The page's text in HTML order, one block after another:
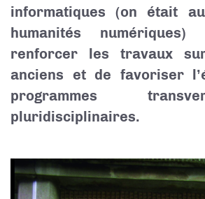
informatiques (on était
humanités
renforcer les travaux
anciens et de favoriser
programmes
pluridisciplinaires.